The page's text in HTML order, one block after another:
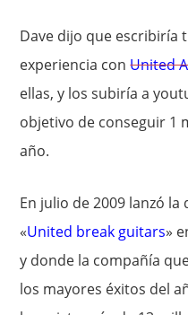
Dave dijo que escribiría
experiencia conUnited
ellas, y los subiría a
objetivo de conseguir 1
año.
En julio de 2009 lanzó
«United break guitars»
y donde la compañía
los mayores éxitos del